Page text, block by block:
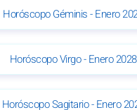
Horóscopo Géminis - Enero
Horóscopo Virgo - Enero 2028
Horóscopo Sagitario - Enero